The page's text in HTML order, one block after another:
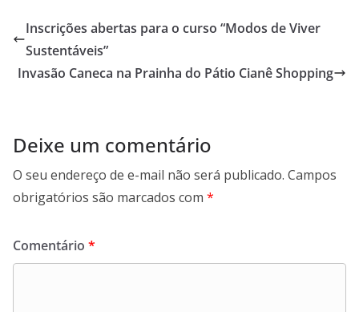
Inscrições abertas para o curso “Modos de Viver
Sustentáveis”
Invasão Caneca na Prainha do Pátio Cianê Shopping
Deixe um comentário
O seu endereço de e-mail não será publicado. Campos
obrigatórios são marcados com *
Comentário *